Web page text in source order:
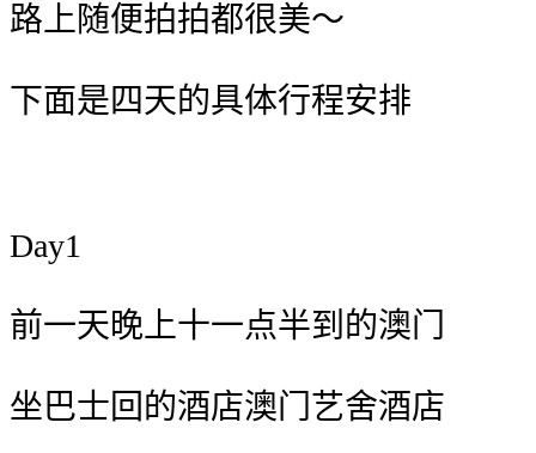
路上随便拍拍都很美～
下面是四天的具体行程安排
Day1
前一天晚上十一点半到的澳门
坐巴士 回的酒店澳门艺舍酒店